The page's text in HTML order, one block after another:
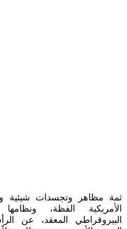
ثمة مظاهر وتجسدات شيئية